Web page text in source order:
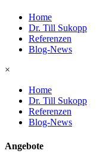
Home
Dr. Till Sukopp
Referenzen
Blog-News
×
Home
Dr. Till Sukopp
Referenzen
Blog-News
Angebote